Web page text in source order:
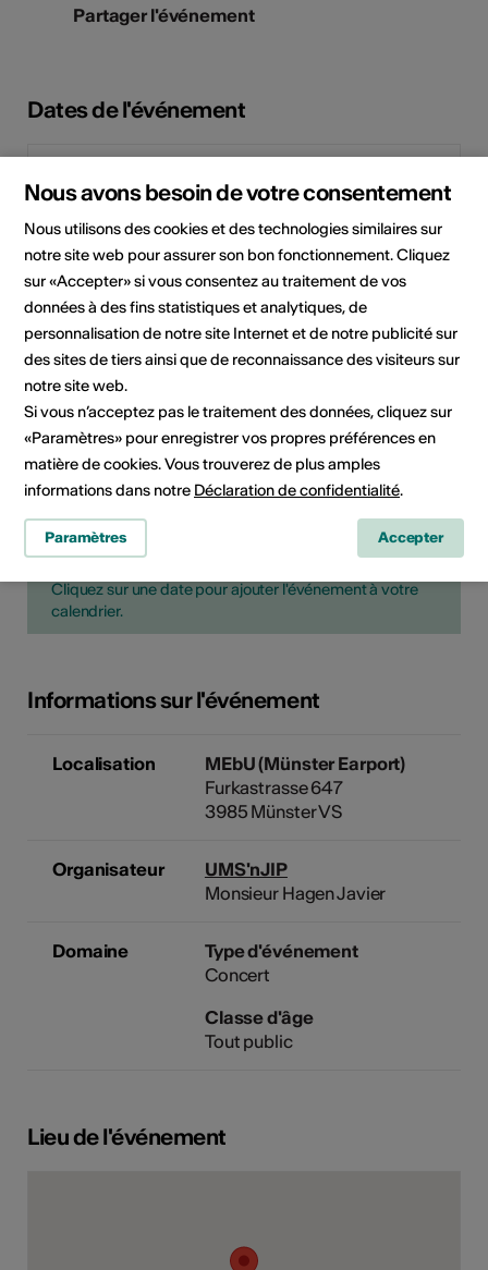
Partager l'événement
Dates de l'événement
Lu Ma Me Je Sa
1 2 3 4 5 6 7
8 9 10 11 12 13
15 16 17 18 19 20 21
24 27
29 30
Date de mise en œuvre
Pas de date de mise en œuvre
Cliquez sur une date pour ajouter l'événement à votre
calendrier.
Informations sur l'événement
Localisation
MEbU (Münster Earport)
Furkastrasse 647
3985 Münster VS
Organisateur
UMS'nJIP
Monsieur Hagen Javier
Domaine
Type d'événement
Concert
Classe d'âge
Tout public
Lieu de l'événement
Nous avons besoin de votre consentement
Nous utilisons des cookies et des technologies similaires sur
notre site web pour assurer son bon fonctionnement. Cliquez
sur «Accepter» si vous consentez au traitement de vos
données à des fins statistiques et analytiques, de
personnalisation de notre site Internet et de notre publicité sur
des sites de tiers ainsi que de reconnaissance des visiteurs sur
notre site web.
Si vous n’acceptez pas le traitement des données, cliquez sur
«Paramètres» pour enregistrer vos propres préférences en
matière de cookies. Vous trouverez de plus amples
informations dans notre Déclaration de confidentialité.
Paramètres Accepter